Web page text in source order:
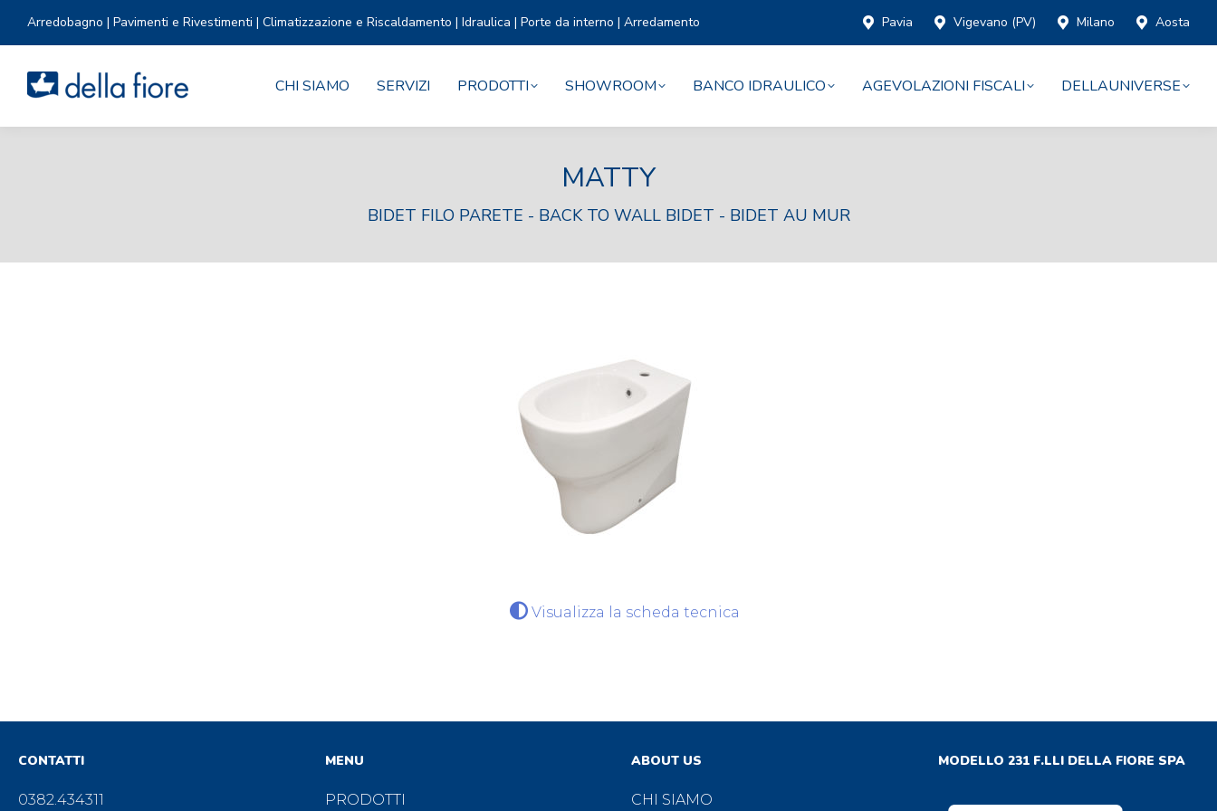
Arredobagno | Pavimenti e Rivestimenti | Climatizzazione e Riscaldamento | Idraulica | Porte da interno | Arredamento Pavia Vigevano (PV) Milano Aosta
CHI SIAMO SERVIZI PRODOTTI SHOWROOM BANCO IDRAULICO AGEVOLAZIONI FISCALI DELLAUNIVERSE
MATTY
BIDET FILO PARETE - BACK TO WALL BIDET - BIDET AU MUR
Visualizza la scheda tecnica
CONTATTI
0382.434311
MENU
PRODOTTI
ABOUT US
CHI SIAMO
MODELLO 231 F.LLI DELLA FIORE SPA